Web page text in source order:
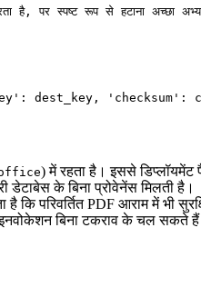
पर स्पष्ट रूप से हटाना अच्छा
dest_key, 'checksum':
) में रहता है। इससे
के बिना प्रोवेनेंस मिलती है।
है कि परिवर्तित PDF आराम में भी
बिना टकराव के चल सकते